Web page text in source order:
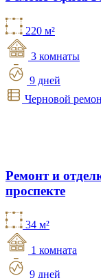
220 м²
3 комнаты
9 дней
Черновой
Ремонт и
проспекте
34 м²
1 комната
9 дней